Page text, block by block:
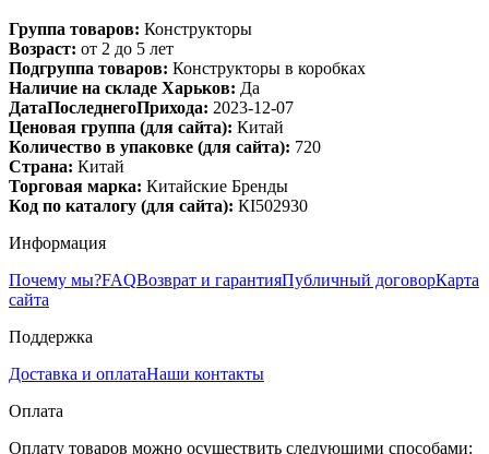
Группа товаров: Конструкторы
Возраст: от 2 до 5 лет
Подгруппа товаров: Конструкторы в коробках
Наличие на складе Харьков: Да
ДатаПоследнегоПрихода: 2023-12-07
Ценовая группа (для сайта): Китай
Количество в упаковке (для сайта): 720
Страна: Китай
Торговая марка: Китайские Бренды
Код по каталогу (для сайта): КІ502930
Информация
Почему мы?FAQВозврат и гарантияПубличный договорКарта
сайта
Поддержка
Доставка и оплатаНаши контакты
Оплата
Оплату товаров можно осуществить следующими способами: